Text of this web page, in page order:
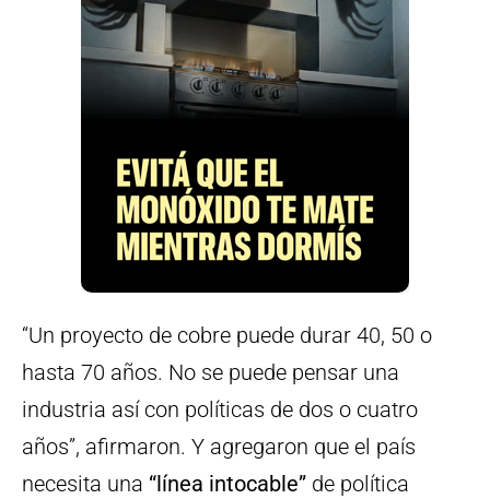
“Un proyecto de cobre puede durar 40, 50 o
hasta 70 años. No se puede pensar una
industria así con políticas de dos o cuatro
años”, afirmaron. Y agregaron que el país
necesita una “línea intocable” de política